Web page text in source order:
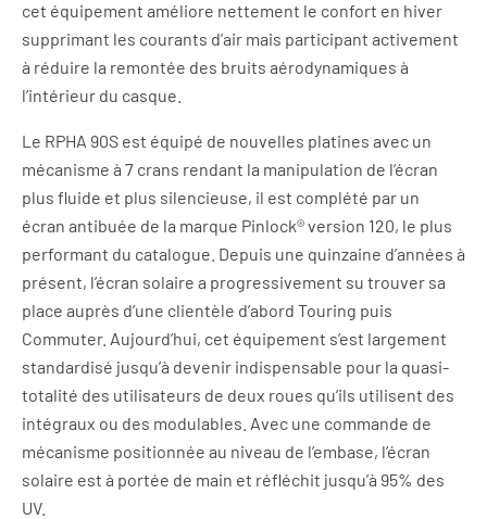
cet équipement améliore nettement le confort en hiver
supprimant les courants d’air mais participant activement
à réduire la remontée des bruits aérodynamiques à
l’intérieur du casque.
Le RPHA 90S est équipé de nouvelles platines avec un
mécanisme à 7 crans rendant la manipulation de l’écran
plus fluide et plus silencieuse, il est complété par un
écran antibuée de la marque Pinlock® version 120, le plus
performant du catalogue. Depuis une quinzaine d’années à
présent, l’écran solaire a progressivement su trouver sa
place auprès d’une clientèle d’abord Touring puis
Commuter. Aujourd’hui, cet équipement s’est largement
standardisé jusqu’à devenir indispensable pour la quasi-
totalité des utilisateurs de deux roues qu’ils utilisent des
intégraux ou des modulables. Avec une commande de
mécanisme positionnée au niveau de l’embase, l’écran
solaire est à portée de main et réfléchit jusqu’à 95% des
UV.